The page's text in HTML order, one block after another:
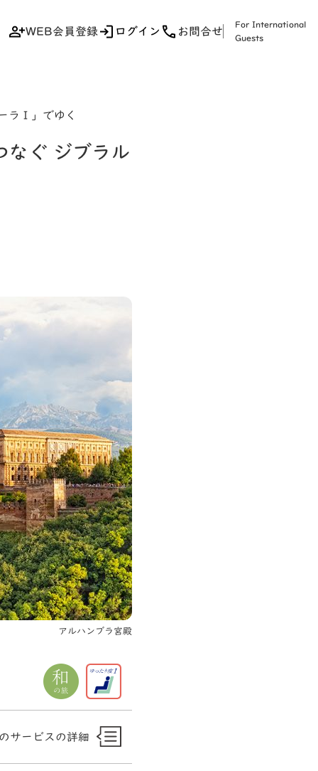
WEB会員登録 ログイン お問合せ
For International
Guests
ラⅠ」でゆく
なぐ ジブラル
アルハンブラ宮殿
サービスの詳細